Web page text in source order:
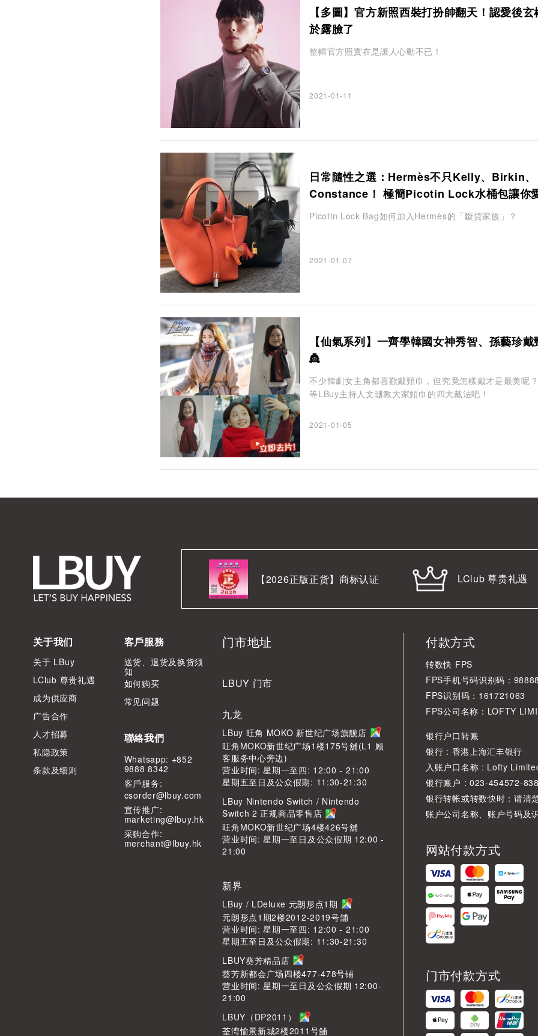
【多圖】官方新照西裝打扮帥翻天！認愛後玄
於露臉了
整輯官方照實在是讓人心動不已！
2021-01-11
日常隨性之選：Hermès不只Kelly、Birkin、
Constance！ 極簡Picotin Lock水桶包讓你
釋手
Picotin Lock Bag如何加入Hermès的「斷貨家族」？
2021-01-07
【仙氣系列】一齊學韓國女神秀智、孫藝珍戴
👸
不少韓劇女主角都喜歡戴頸巾，但究竟怎樣戴才是最美呢
等LBuy主持人文珊教大家頸巾的四大戴法吧！
2021-01-05
【2026正版正货】商标认证 LClub 尊贵礼遇
关于我们
关于 LBuy
LClub 尊贵礼遇
成为供应商
广告合作
人才招募
私隐政策
条款及细则
客戶服務
送货、退货及换货须
知
如何购买
常见问题
聯絡我們
Whatsapp: +852
9888 8342
客⼾服务:
csorder@lbuy.com
宣传推广:
marketing@lbuy.hk
采购合作:
merchant@lbuy.hk
门市地址
LBUY 门市
九龙
LBuy 旺角 MOKO 新世纪广场旗舰店
旺角MOKO新世纪广场1楼175号舖(L1 顾
客服务中心旁边)
营业时间: 星期一至四: 12:00 - 21:00
星期五至日及公众假期: 11:30-21:30
LBuy Nintendo Switch / Nintendo
Switch 2 正规商品零售店
旺角MOKO新世纪广场4楼426号舖
营业时间: 星期一至日及公众假期 12:00 -
21:00
新界
LBuy / LDeluxe 元朗形点1期
元朗形点1期2楼2012-2019号舖
营业时间: 星期一至四: 12:00 - 21:00
星期五至日及公众假期: 11:30-21:30
LBUY葵芳精品店
葵芳新都会广场四楼477-478号铺
营业时间: 星期一至日及公众假期 12:00-
21:00
LBUY（DP2011）
荃湾愉景新城2楼2011号舖
付款方式
转数快 FPS
FPS手机号码识别码：
FPS识别码：161721063
FPS公司名称：LOFTY
银行户口转账
银行 : 香港上海汇丰银行
入账户口名称 : Lofty
银行账户 : 023-454572-
银行转帐或转数快时：请清
账户公司名称、账户号码及
网站付款方式
门市付款方式